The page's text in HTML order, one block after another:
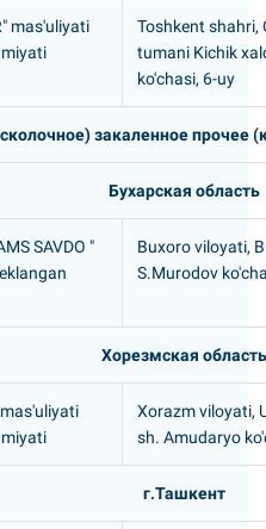
mas'uliyati
Toshkent shahri,
tumani Kichik
ko'chasi, 6-uy
закаленное
Бухарская область
SAVDO "
Buxoro viloyati,
S.Murodov
Хорезмская область
mas'uliyati
Xorazm viloyati,
sh. Amudaryo
г.Ташкент